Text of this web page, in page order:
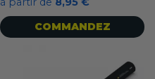
COMMANDEZ